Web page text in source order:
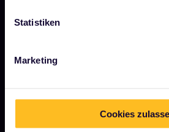
Statistiken
Marketing
Cookies
JETZT LOSLEGEN